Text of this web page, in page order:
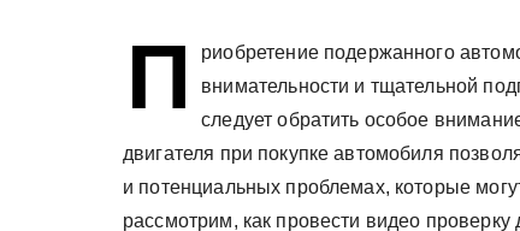
П
риобретение подержанного
внимательности и тщательной
следует обратить особое
двигателя при покупке автомобиля
и потенциальных проблемах, которые
рассмотрим, как провести видео проверку